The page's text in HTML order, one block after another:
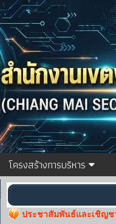
โครงสร้างการบริหาร
ประชาสัมพันธ์และเชิญชว